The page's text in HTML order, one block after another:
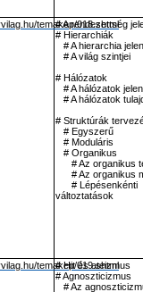
temakep/018.shtml
# A rendezettség
# Hierarchiák
# A hierarchia
# A világ szintjei
# Hálózatok
# A hálózatok
# A hálózatok
# Struktúrák
# Egyszerű
# Moduláris
# Organikus
# Az organikus
# Az organikus
# Lépésenkénti
változtatások
temakep/019.shtml
# Hit és ateizmus
# Agnoszticizmus
# Az